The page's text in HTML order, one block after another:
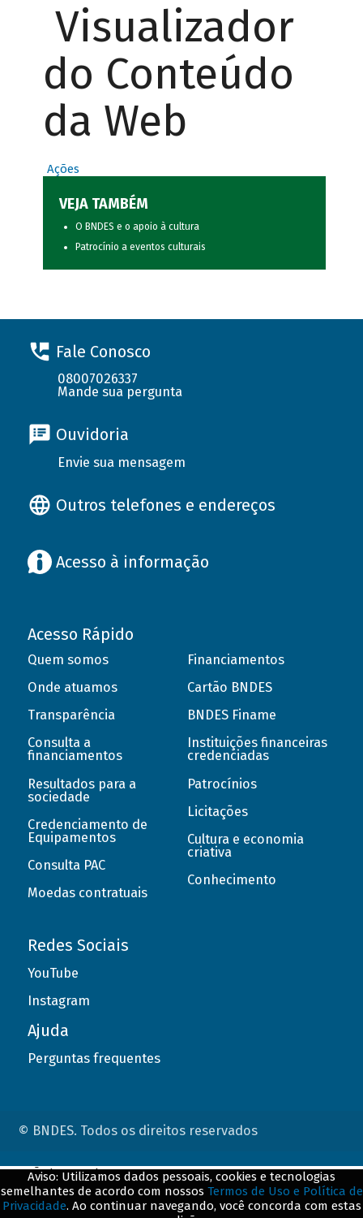
Visualizador
do Conteúdo
da Web
Ações
VEJA TAMBÉM
O BNDES e o apoio à cultura
Patrocínio a eventos culturais
Fale Conosco
08007026337
Mande sua pergunta
Ouvidoria
Envie sua mensagem
Outros telefones e endereços
Acesso à informação
Acesso Rápido
Quem somos
Onde atuamos
Transparência
Consulta a
financiamentos
Resultados para a
sociedade
Credenciamento de
Equipamentos
Consulta PAC
Moedas contratuais
Financiamentos
Cartão BNDES
BNDES Finame
Instituições financeiras
credenciadas
Patrocínios
Licitações
Cultura e economia
criativa
Conhecimento
Redes Sociais
YouTube
Instagram
Ajuda
Perguntas frequentes
© BNDES. Todos os direitos reservados
Aviso: Utilizamos dados pessoais, cookies e tecnologias
semelhantes de acordo com nossos Termos de Uso e Política de
Privacidade. Ao continuar navegando, você concorda com estas
ConteÃºdo complementar
${title}${badge}